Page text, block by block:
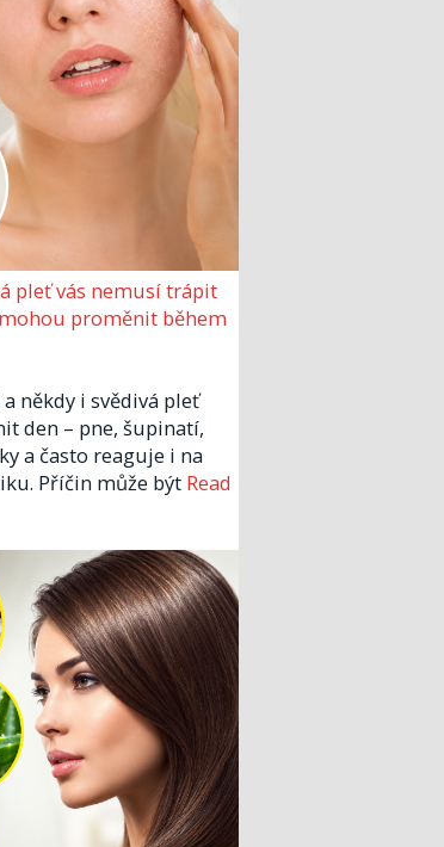
pleť vás nemusí trápit
proměnit během
někdy i svědivá pleť
den – pne, šupinatí,
a často reaguje i na
Příčin může být Read